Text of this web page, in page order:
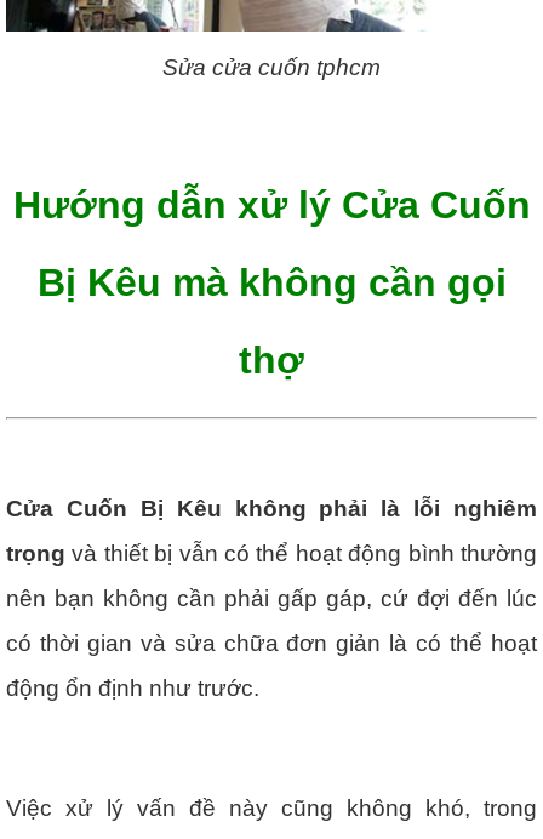
Sửa cửa cuốn tphcm
Hướng dẫn xử lý Cửa Cuốn
Bị Kêu mà không cần gọi
thợ
Cửa Cuốn Bị Kêu không phải là lỗi nghiêm
trọng và thiết bị vẫn có thể hoạt động bình thường
nên bạn không cần phải gấp gáp, cứ đợi đến lúc
có thời gian và sửa chữa đơn giản là có thể hoạt
động ổn định như trước.
Việc xử lý vấn đề này cũng không khó, trong